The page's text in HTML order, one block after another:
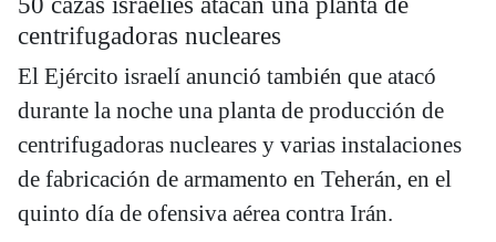
centrifugadoras nucleares
El Ejército israelí anunció también que atacó
durante la noche una planta de producción de
centrifugadoras nucleares y varias instalaciones
de fabricación de armamento en Teherán, en el
quinto día de ofensiva aérea contra Irán.